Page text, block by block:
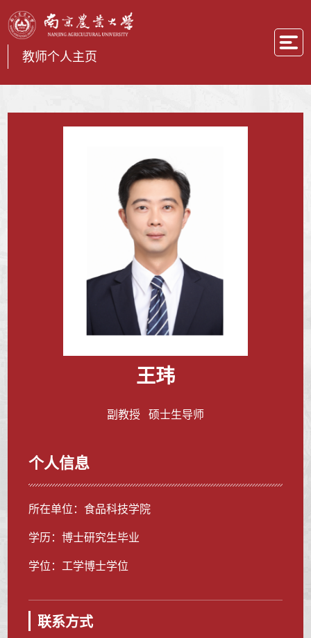
教师个人主页
王玮
副教授 硕士生导师
个人信息
所在单位：食品科技学院
学历：博士研究生毕业
学位：工学博士学位
联系方式